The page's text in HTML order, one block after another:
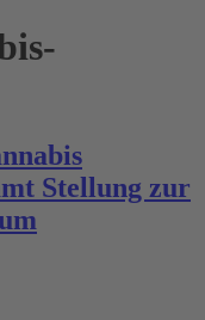
Stellung zur